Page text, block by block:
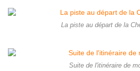
La piste au départ de la
Suite de l'itinéraire de